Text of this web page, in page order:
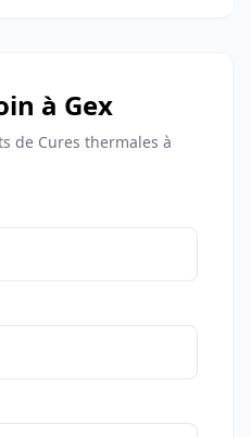
à Gex
de Cures thermales à